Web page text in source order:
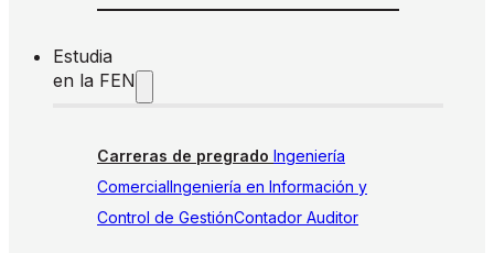
Estudia
en la FEN
Carreras de pregrado Ingeniería
ComercialIngeniería en Información y
Control de GestiónContador Auditor